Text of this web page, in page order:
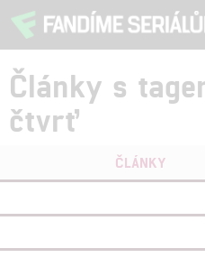
Články s
čtvrť
ČLÁNKY